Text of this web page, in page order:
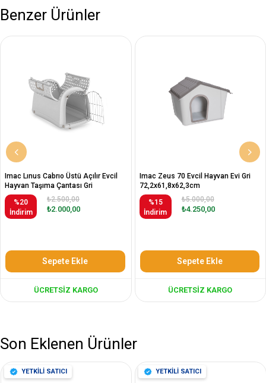
Benzer Ürünler
Imac Lınus Cabrıo Üstü Açılır Evcil
Hayvan Taşıma Çantası Gri
52,5x32x34,5cm
%20
İndirim
₺2.000,00
₺2.500,00
Sepete Ekle
ÜCRETSIZ KARGO
Imac Zeus 70 Evcil Hayvan Evi Gri
72,2x61,8x62,3cm
%15
İndirim
₺4.250,00
₺5.000,00
Sepete Ekle
ÜCRETSIZ KARGO
Son Eklenen Ürünler
YETKİLİ SATICI YETKİLİ SATICI